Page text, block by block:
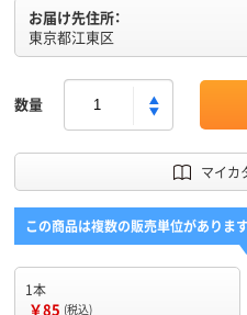
お届け先住所：
東京都江東区
数量
マイカ
この商品は複数の販売単位がありま
1本
￥85 (税込)